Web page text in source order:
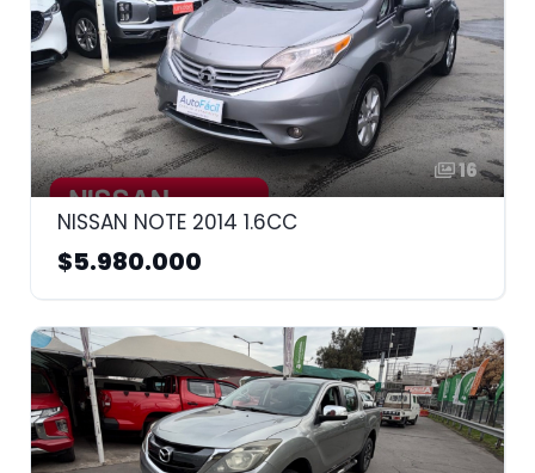
16
NISSAN NOTE 2014 1.6CC
$5.980.000